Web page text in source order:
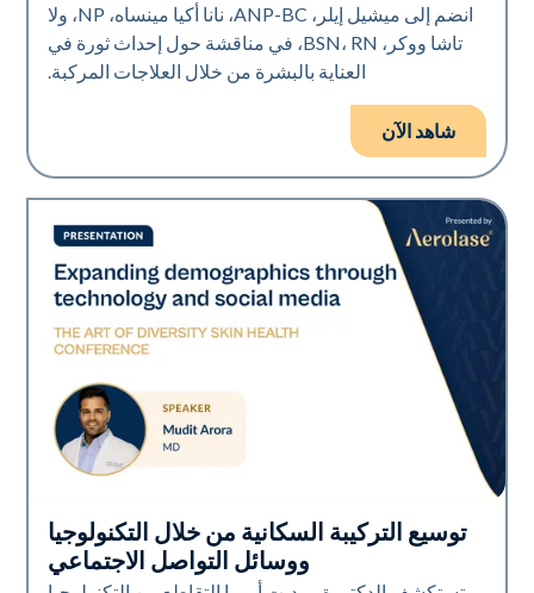
انضم إلى ميشيل إيلر، ANP-BC، نانا أكيا مينساه، NP، ولا
تاشا ووكر، BSN، RN، في مناقشة حول إحداث ثورة في
العناية بالبشرة من خلال العلاجات المركبة.
شاهد الآن
Art of Diversity
توسيع التركيبة السكانية من خلال التكنولوجيا
ووسائل التواصل الاجتماعي